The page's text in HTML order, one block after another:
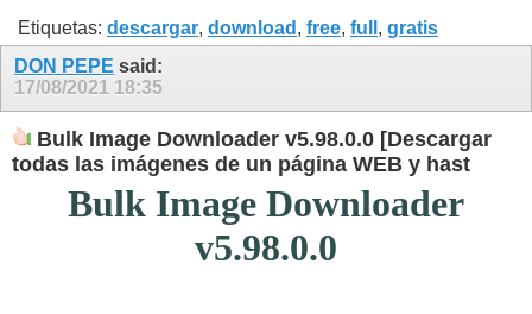
Etiquetas: descargar, download , free, full , gratis
DON PEPE said:
17/08/2021 18:35
Bulk Image Downloader v5.98.0.0 [Descargar
todas las imágenes de un página WEB y hast
Bulk Image Downloader
v5.98.0.0